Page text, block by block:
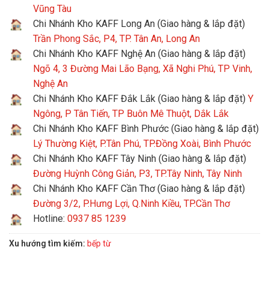
Vũng Tàu
Chi Nhánh Kho KAFF Long An (Giao hàng & lắp đặt)
Trần Phong Sắc, P4, TP. Tân An, Long An
Chi Nhánh Kho KAFF Nghệ An (Giao hàng & lắp đặt)
Ngõ 4, 3 Đường Mai Lão Bạng, Xã Nghi Phú, TP Vinh,
Nghệ An
Chi Nhánh Kho KAFF Đắk Lắk (Giao hàng & lắp đặt) Y
Ngông, P Tân Tiến, TP Buôn Mê Thuột, Dắk Lắk
Chi Nhánh Kho KAFF Bình Phước (Giao hàng & lắp đặt)
Lý Thường Kiệt, P.Tân Phú, TP.Đồng Xoài, Bình Phước
Chi Nhánh Kho KAFF Tây Ninh (Giao hàng & lắp đặt)
Đường Huỳnh Công Giản, P3, TP.Tây Ninh, Tây Ninh
Chi Nhánh Kho KAFF Cần Thơ (Giao hàng & lắp đặt)
Đường 3/2, P.Hưng Lợi, Q.Ninh Kiều, TP.Cần Thơ
Hotline: 0937 85 1239
Xu hướng tìm kiếm: bếp từ